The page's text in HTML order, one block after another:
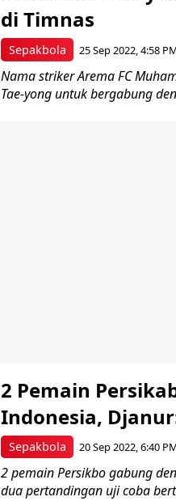
Sepakbola
di Timnas
25 Sep 2022, 4:58
Nama striker Arema FC
Tae-yong untuk bergabung
Sepakbola
2 Pemain
Indonesia,
20 Sep 2022, 6:40
2 pemain Persikbo gabung
dua pertandingan uji coba